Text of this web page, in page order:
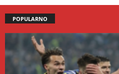
POPULARNO